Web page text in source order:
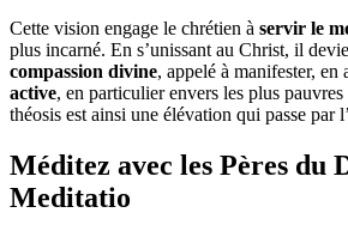
Cette vision engage le chrétien à servir le
plus incarné. En s’unissant au Christ, il
compassion divine, appelé à manifester, en
active, en particulier envers les plus pauvres
théosis est ainsi une élévation qui passe par
Méditez avec les Pères du
Meditatio